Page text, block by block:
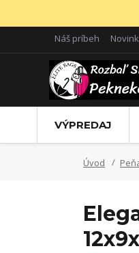
Náš príbeh
VÝPREDAJ
Úvod